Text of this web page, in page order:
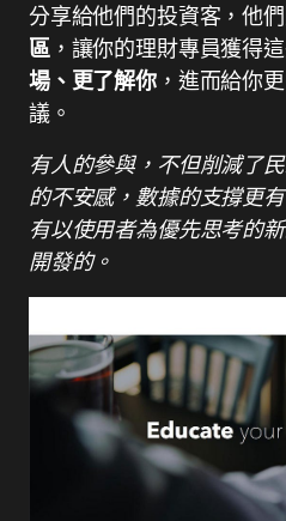
分享給他們的投資客，他
區，讓你的理財專員獲得
場、更了解你，進而給你
議。
有人的參與，不但削減了
的不安感，數據的支撐更
有以使用者為優先思考的
開發的。